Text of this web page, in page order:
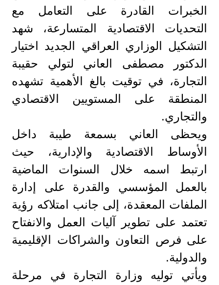
الخبرات القادرة على التعامل مع
التحديات الاقتصادية المتسارعة، شهد
التشكيل الوزاري العراقي الجديد اختيار
الدكتور مصطفى العاني لتولي حقيبة
التجارة، في توقيت بالغ الأهمية تشهده
المنطقة على المستويين الاقتصادي
والتجاري.
ويحظى العاني بسمعة طيبة داخل
الأوساط الاقتصادية والإدارية، حيث
ارتبط اسمه خلال السنوات الماضية
بالعمل المؤسسي والقدرة على إدارة
الملفات المعقدة، إلى جانب امتلاكه رؤية
تعتمد على تطوير آليات العمل والانفتاح
على فرص التعاون والشراكات الإقليمية
والدولية.
ويأتي توليه وزارة التجارة في مرحلة